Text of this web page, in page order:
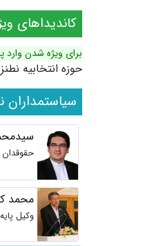
کاندیداهای
برای ویژه شدن وارد
حوزه انتخابیه
سیاستمداران
حقوقدان
محمد
وکیل